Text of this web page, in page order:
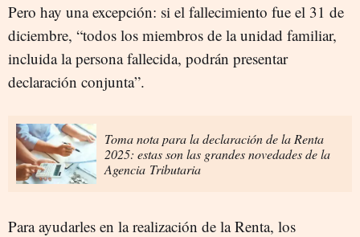
Pero hay una excepción: si el fallecimiento fue el 31 de
diciembre, “todos los miembros de la unidad familiar,
incluida la persona fallecida, podrán presentar
declaración conjunta”.
Toma nota para la declaración de la Renta
2025: estas son las grandes novedades de la
Agencia Tributaria
Para ayudarles en la realización de la Renta, los